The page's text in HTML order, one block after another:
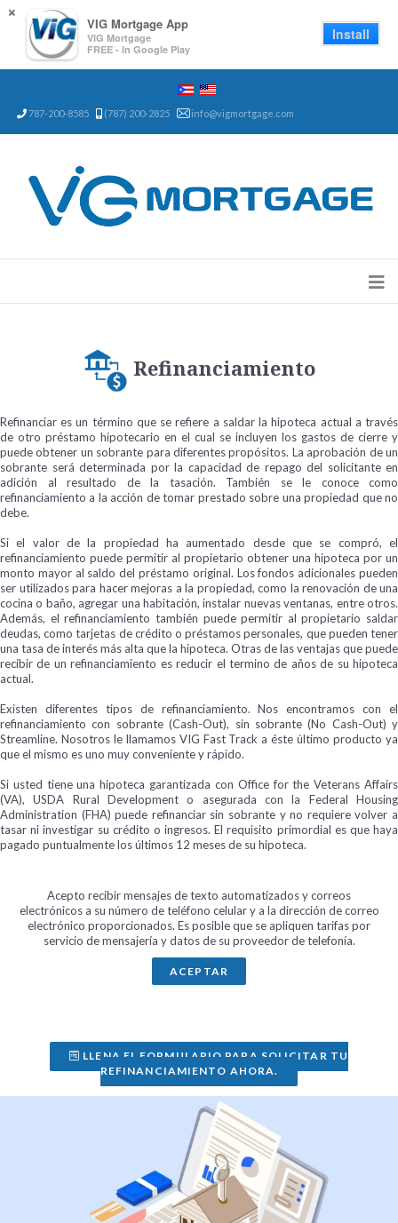
×
VIG Mortgage App
VIG Mortgage
FREE - In Google Play
Install
787-200-8585 (787) 200-2825 info@vigmortgage.com
Refinanciamiento
Refinanciar es un término que se refiere a saldar la hipoteca actual a través
de otro préstamo hipotecario en el cual se incluyen los gastos de cierre y
puede obtener un sobrante para diferentes propósitos. La aprobación de un
sobrante será determinada por la capacidad de repago del solicitante en
adición al resultado de la tasación. También se le conoce como
refinanciamiento a la acción de tomar prestado sobre una propiedad que no
debe.
Si el valor de la propiedad ha aumentado desde que se compró, el
refinanciamiento puede permitir al propietario obtener una hipoteca por un
monto mayor al saldo del préstamo original. Los fondos adicionales pueden
ser utilizados para hacer mejoras a la propiedad, como la renovación de una
cocina o baño, agregar una habitación, instalar nuevas ventanas, entre otros.
Además, el refinanciamiento también puede permitir al propietario saldar
deudas, como tarjetas de crédito o préstamos personales, que pueden tener
una tasa de interés más alta que la hipoteca. Otras de las ventajas que puede
recibir de un refinanciamiento es reducir el termino de años de su hipoteca
actual.
Existen diferentes tipos de refinanciamiento. Nos encontramos con el
refinanciamiento con sobrante (Cash-Out), sin sobrante (No Cash-Out) y
Streamline. Nosotros le llamamos VIG Fast Track a éste último producto ya
que el mismo es uno muy conveniente y rápido.
Si usted tiene una hipoteca garantizada con Office for the Veterans Affairs
(VA), USDA Rural Development o asegurada con la Federal Housing
Administration (FHA) puede refinanciar sin sobrante y no requiere volver a
tasar ni investigar su crédito o ingresos. El requisito primordial es que haya
pagado puntualmente los últimos 12 meses de su hipoteca.
Acepto recibir mensajes de texto automatizados y correos
electrónicos a su número de teléfono celular y a la dirección de correo
electrónico proporcionados. Es posible que se apliquen tarifas por
servicio de mensajería y datos de su proveedor de telefonía.
ACEPTAR
LLENA EL FORMULARIO PARA SOLICITAR TU
REFINANCIAMIENTO AHORA.